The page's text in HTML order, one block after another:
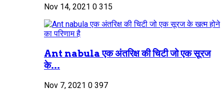
Nov 14, 2021 0 315
Ant nabula एक अंतरिक्ष की चिटी जो एक सूरज
के...
Nov 7, 2021 0 397